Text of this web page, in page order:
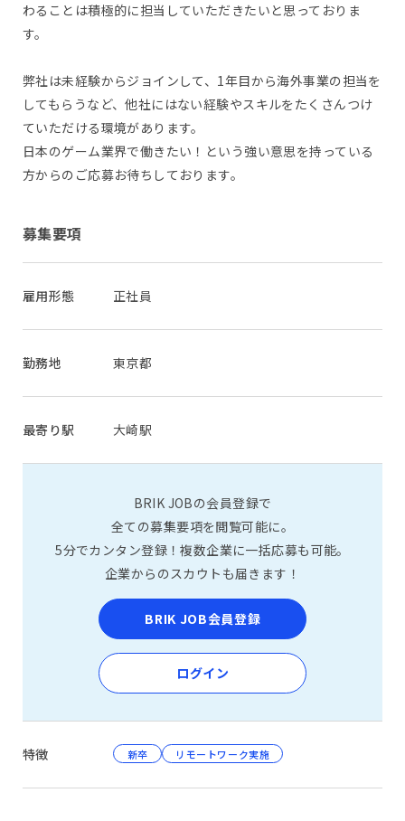
わることは積極的に担当していただきたいと思っておりま
す。
弊社は未経験からジョインして、1年目から海外事業の担当を
してもらうなど、他社にはない経験やスキルをたくさんつけ
ていただける環境があります。
日本のゲーム業界で働きたい！という強い意思を持っている
方からのご応募お待ちしております。
募集要項
雇用形態 正社員
勤務地 東京都
最寄り駅 大崎駅
BRIK JOBの会員登録で
全ての募集要項を閲覧可能に。
5分でカンタン登録！複数企業に一括応募も可能。
企業からのスカウトも届きます！
BRIK JOB会員登録
ログイン
特徴 新卒 リモートワーク実施